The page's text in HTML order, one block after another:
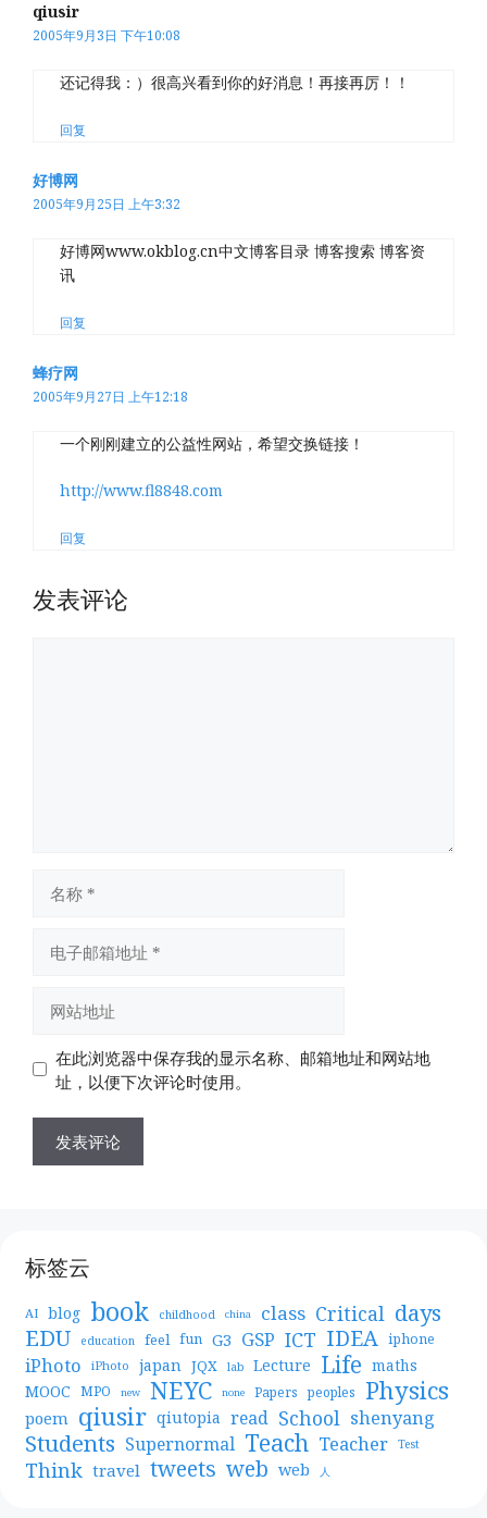
qiusir
2005年9月3日 下午10:08
还记得我：）很高兴看到你的好消息！再接再厉！！
回复
好博网
2005年9月25日 上午3:32
好博网www.okblog.cn中文博客目录 博客搜索 博客资
讯
回复
蜂疗网
2005年9月27日 上午12:18
一个刚刚建立的公益性网站，希望交换链接！
http://www.fl8848.com
回复
发表评论
址
址
在此浏览器中保存我的显示名称、邮箱地址和网站地
址，以便下次评论时使用。
标签云
AI blog book childhood china class Critical days
EDU education feel fun G3 GSP ICT IDEA iphone
iPhoto iPhoto japan JQX lab Lecture Life maths
MOOC MPO new NEYC none Papers peoples Physics
poem qiusir qiutopia read School shenyang
Students Supernormal Teach Teacher Test
Think travel tweets web web 人